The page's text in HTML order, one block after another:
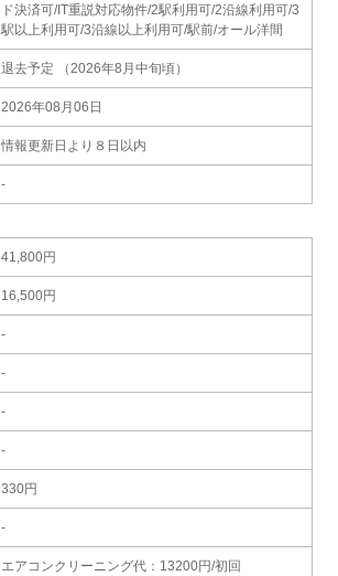
ド決済可/IT重説対応物件/2駅利用可/2沿線利用可/3
駅以上利用可/3沿線以上利用可/駅前/オール洋間
退去予定 （2026年8月中旬頃）
2026年08月06日
情報更新日より８日以内
-
41,800円
16,500円
-
-
-
-
330円
-
エアコンクリーニング代：13200円/初回